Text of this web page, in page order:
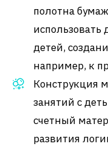
полотна
использовать
детей,
например, к
Конструкция
занятий с
счетный
развития